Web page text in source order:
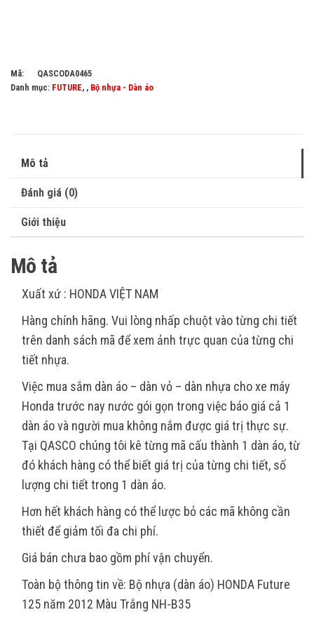
Mã:
QASCODA0465
Danh mục: FUTURE, , Bộ nhựa - Dàn áo
Mô tả
Đánh giá (0)
Giới thiệu
Mô tả
Xuất xứ : HONDA VIỆT NAM
Hàng chính hãng. Vui lòng nhấp chuột vào từng chi tiết
trên danh sách mã để xem ảnh trực quan của từng chi
tiết nhựa.
Việc mua sắm dàn áo – dàn vỏ – dàn nhựa cho xe máy
Honda trước nay nước gói gọn trong việc báo giá cả 1
dàn áo và người mua không nắm được giá trị thực sự.
Tại QASCO chúng tôi kê từng mã cấu thành 1 dàn áo, từ
đó khách hàng có thể biết giá trị của từng chi tiết, số
lượng chi tiết trong 1 dàn áo.
Hơn hết khách hàng có thể lược bỏ các mã không cần
thiết để giảm tối đa chi phí.
Giá bán chưa bao gồm phí vận chuyển.
Toàn bộ thông tin về: Bộ nhựa (dàn áo) HONDA Future
125 năm 2012 Màu Trắng NH-B35